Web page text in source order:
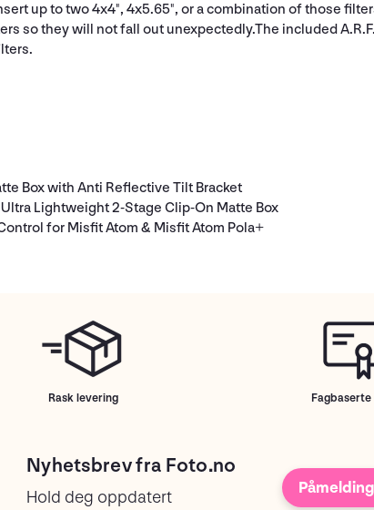
up to two 4x4", 4x5.65", or a combination of those
so they will not fall out unexpectedly.The included
Box with Anti Reflective Tilt Bracket
Lightweight 2-Stage Clip-On Matte Box
for Misfit Atom & Misfit Atom Pola+
Rask levering Fagbaserte
Nyhetsbrev fra Foto.no
Hold deg oppdatert